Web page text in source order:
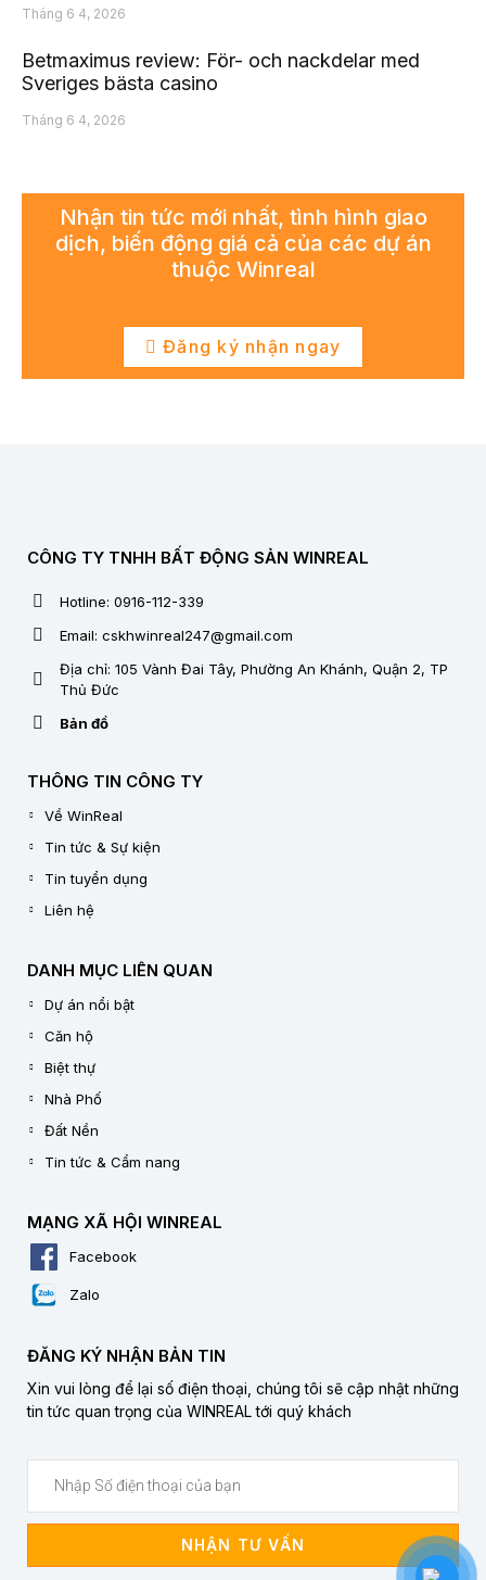
Tháng 6 4, 2026
Betmaximus review: För- och nackdelar med
Sveriges bästa casino
Tháng 6 4, 2026
Nhận tin tức mới nhất, tình hình giao
dịch, biến động giá cả của các dự án
thuộc Winreal
Đăng ký nhận ngay
CÔNG TY TNHH BẤT ĐỘNG SẢN WINREAL
Hotline: 0916-112-339
Email: cskhwinreal247@gmail.com
Địa chỉ: 105 Vành Đai Tây, Phường An Khánh, Quận 2, TP
Thủ Đức
Bản đồ
THÔNG TIN CÔNG TY
Về WinReal
Tin tức & Sự kiện
Tin tuyển dụng
Liên hệ
DANH MỤC LIÊN QUAN
Dự án nổi bật
Căn hộ
Biệt thự
Nhà Phố
Đất Nền
Tin tức & Cẩm nang
MẠNG XÃ HỘI WINREAL
Facebook
Zalo
ĐĂNG KÝ NHẬN BẢN TIN
Xin vui lòng để lại số điện thoại, chúng tôi sẽ cập nhật những
tin tức quan trọng của WINREAL tới quý khách
NHẬN TƯ VẤN